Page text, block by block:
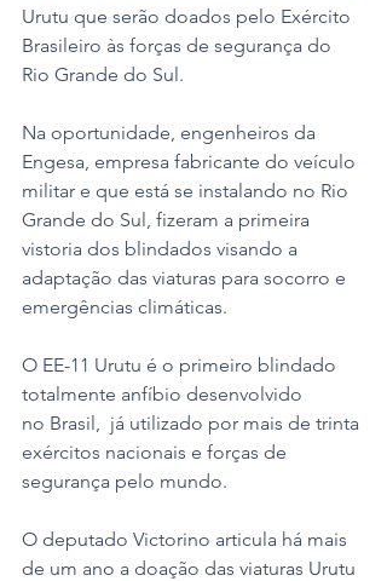
Urutu que serão doados pelo Exército
Brasileiro às forças de segurança do
Rio Grande do Sul.
Na oportunidade, engenheiros da
Engesa, empresa fabricante do veículo
militar e que está se instalando no Rio
Grande do Sul, fizeram a primeira
vistoria dos blindados visando a
adaptação das viaturas para socorro e
emergências climáticas.
O EE-11 Urutu é o primeiro blindado
totalmente anfíbio desenvolvido
no Brasil,  já utilizado por mais de trinta
exércitos nacionais e forças de
segurança pelo mundo.
O deputado Victorino articula há mais
de um ano a doação das viaturas Urutu